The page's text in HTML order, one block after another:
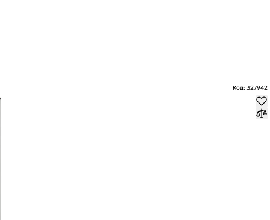
Код: 327942